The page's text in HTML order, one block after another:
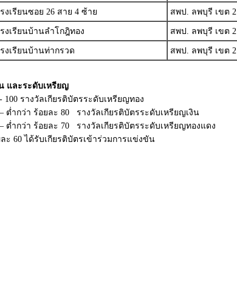
งเรียนซอย 26 สาย 4 ซ้าย สพป. ลพบุรี เขต 2
งเรียนบ้านลำโกฎิทอง สพป. ลพบุรี เขต 2
งเรียนบ้านท่ากรวด สพป. ลพบุรี เขต 2
และระดับเหรียญ
100 รางวัลเกียรติบัตรระดับเหรียญทอง
ต่ำกว่า ร้อยละ 80 รางวัลเกียรติบัตรระดับเหรียญเงิน
ต่ำกว่า ร้อยละ 70 รางวัลเกียรติบัตรระดับเหรียญทองแดง
ะ 60 ได้รับเกียรติบัตรเข้าร่วมการแข่งขัน